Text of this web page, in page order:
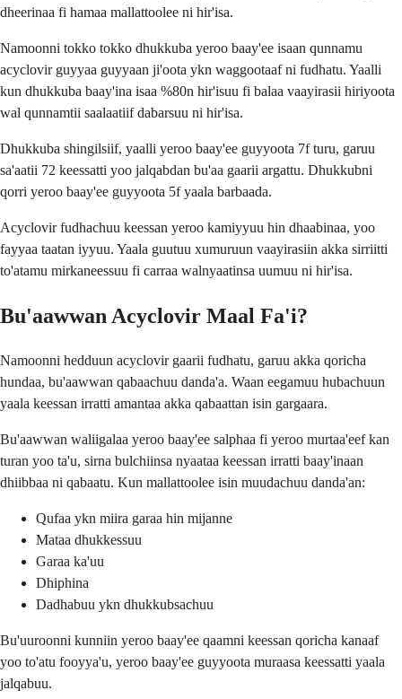
dheerinaa fi hamaa mallattoolee ni hir'isa.
Namoonni tokko tokko dhukkuba yeroo baay'ee isaan qunnamu
acyclovir guyyaa guyyaan ji'oota ykn waggootaaf ni fudhatu. Yaalli
kun dhukkuba baay'ina isaa %80n hir'isuu fi balaa vaayirasii hiriyoota
wal qunnamtii saalaatiif dabarsuu ni hir'isa.
Dhukkuba shingilsiif, yaalli yeroo baay'ee guyyoota 7f turu, garuu
sa'aatii 72 keessatti yoo jalqabdan bu'aa gaarii argattu. Dhukkubni
qorri yeroo baay'ee guyyoota 5f yaala barbaada.
Acyclovir fudhachuu keessan yeroo kamiyyuu hin dhaabinaa, yoo
fayyaa taatan iyyuu. Yaala guutuu xumuruun vaayirasiin akka sirriitti
to'atamu mirkaneessuu fi carraa walnyaatinsa uumuu ni hir'isa.
Bu'aawwan Acyclovir Maal Fa'i?
Namoonni hedduun acyclovir gaarii fudhatu, garuu akka qoricha
hundaa, bu'aawwan qabaachuu danda'a. Waan eegamuu hubachuun
yaala keessan irratti amantaa akka qabaattan isin gargaara.
Bu'aawwan waliigalaa yeroo baay'ee salphaa fi yeroo murtaa'eef kan
turan yoo ta'u, sirna bulchiinsa nyaataa keessan irratti baay'inaan
dhiibbaa ni qabaatu. Kun mallattoolee isin muudachuu danda'an:
Qufaa ykn miira garaa hin mijanne
Mataa dhukkessuu
Garaa ka'uu
Dhiphina
Dadhabuu ykn dhukkubsachuu
Bu'uuroonni kunniin yeroo baay'ee qaamni keessan qoricha kanaaf
yoo to'atu fooyya'u, yeroo baay'ee guyyoota muraasa keessatti yaala
jalqabuu.